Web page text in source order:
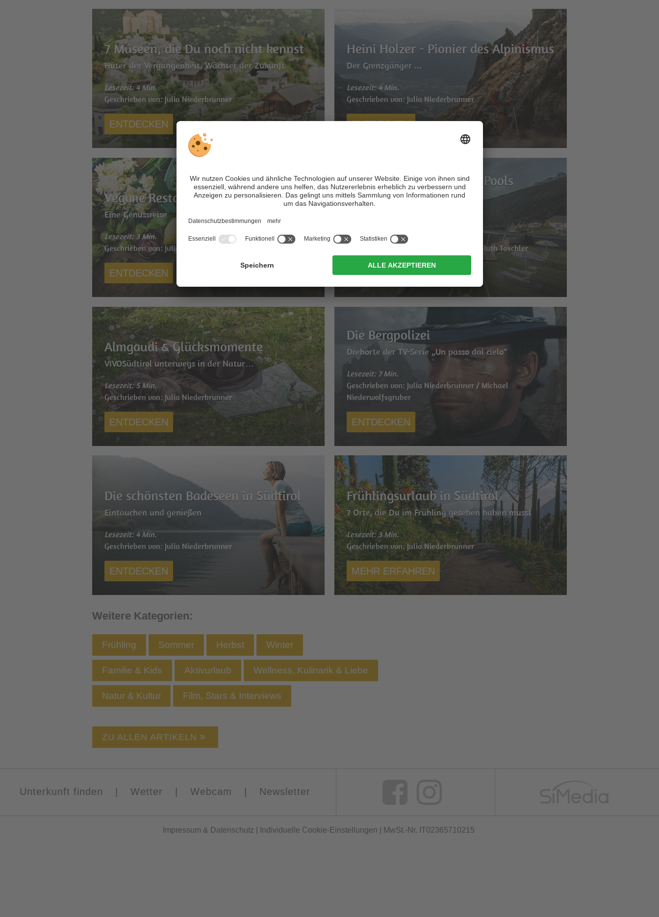
7 Museen, die Du noch nicht kennst
Hüter der Vergangenheit, Wächter der Zukunft
Lesezeit: 4 Min.
Geschrieben von: Julia Niederbrunner
ENTDECKEN
Heini Holzer - Pionier des Alpinismus
Der Grenzgänger ...
Lesezeit: 4 Min.
Geschrieben von: Julia Niederbrunner
ENTDECKEN
Vegane Restaurants in Südtirol
Eine Genussreise
Lesezeit: 3 Min.
Geschrieben von: Julia Niederbrunner
ENTDECKEN
Die 9 schönsten Infinity Pools
in Südtirol
Lesezeit: 6 Min.
Geschrieben von: Julia Niederbrunner / Ruth Taschler
ENTDECKEN
Almgaudi & Glücksmomente
VIVOSüdtirol unterwegs in der Natur…
Lesezeit: 5 Min.
Geschrieben von: Julia Niederbrunner
ENTDECKEN
Die Bergpolizei
Drehorte der TV-Serie „Un passo dal cielo“
Lesezeit: 7 Min.
Geschrieben von: Julia Niederbrunner / Michael
Niederwolfsgruber
ENTDECKEN
Die schönsten Badeseen in Südtirol
Eintauchen und genießen
Lesezeit: 4 Min.
Geschrieben von: Julia Niederbrunner
ENTDECKEN
Frühlingsurlaub in Südtirol
7 Orte, die Du im Frühling gesehen haben musst
Lesezeit: 3 Min.
Geschrieben von: Julia Niederbrunner
MEHR ERFAHREN
Weitere Kategorien:
Frühling Sommer Herbst Winter
Familie & Kids Aktivurlaub Wellness, Kulinarik & Liebe
Natur & Kultur Film, Stars & Interviews
ZU ALLEN ARTIKELN
Unterkunft finden Wetter Webcam Newsletter
Impressum & Datenschutz Individuelle Cookie-Einstellungen | MwSt.-Nr. IT02365710215